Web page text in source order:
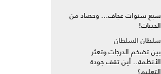
سبع سنوات عجاف… وحصاد من
الخيبات!
سلطان السلطان
بين تضخم الدرجات وتعثر
الأنظمة.. أين تقف جودة
التعليم؟